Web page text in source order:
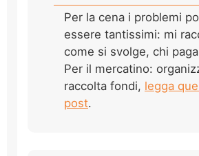
Per la cena i problemi
essere tantissimi: mi
come si svolge, chi
Per il mercatino:
raccolta fondi, legga
post.